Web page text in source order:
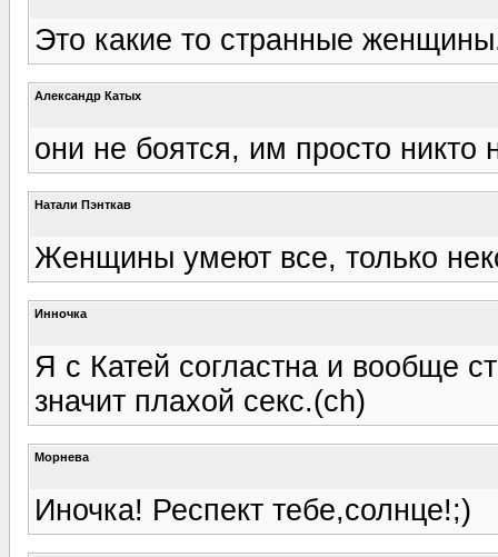
Это какие то странные
Александр Катых
они не боятся, им просто никто
Натали Пэнткав
Женщины умеют все, только
Инночка
Я с Катей согластна и вообще
значит плахой секс.(ch)
Морнева
Иночка! Респект тебе,солнце!;)